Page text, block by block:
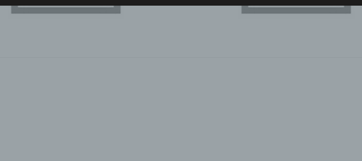
Betroffene Person ist jede identifizierte oder identifizierbare natürliche